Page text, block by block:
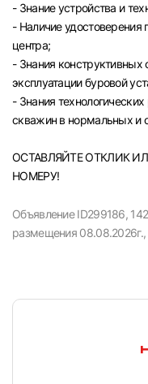
- Знание устройства и
- Наличие удостоверения
центра;
- Знания конструктивных
эксплуатации буровой
- Знания
скважин в нормальных и
ОСТАВЛЯЙТЕ ОТКЛИК
НОМЕРУ!
Объявление ID299186,
размещения 08.08.2026г.,